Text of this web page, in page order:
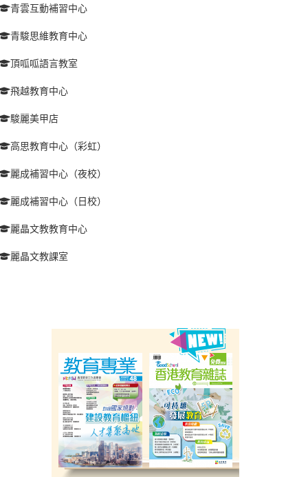
青雲互動補習中心
青駿思維教育中心
頂呱呱語言教室
飛越教育中心
駿麗美甲店
高思教育中心（彩虹）
麗成補習中心（夜校）
麗成補習中心（日校）
麗晶文教教育中心
麗晶文教課室